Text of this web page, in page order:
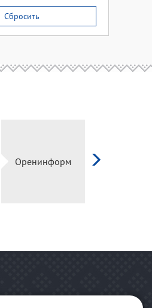
Сбросить
Оренинформ